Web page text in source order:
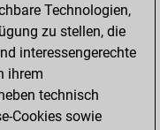
Technologien,
zu stellen, die
interessengerechte
ihrem
technisch
Cookies sowie